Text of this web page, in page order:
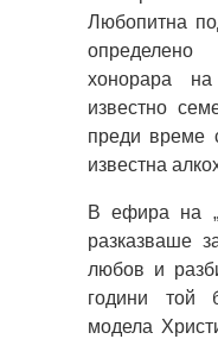
Любопитна
хонорара
известно
преди време
известна
В ефира на
разказваше
любов и
години той
модела